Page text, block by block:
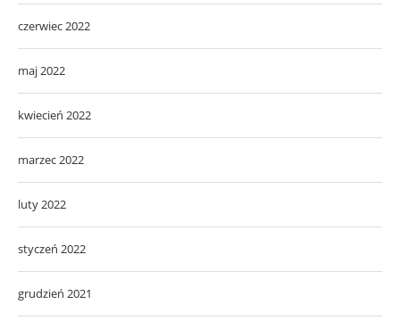
czerwiec 2022
maj 2022
kwiecień 2022
marzec 2022
luty 2022
styczeń 2022
grudzień 2021